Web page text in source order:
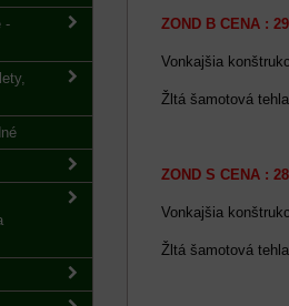
ZOND B CENA :
Vonkajšia
Žltá šamotová
ZOND S CENA :
Vonkajšia
Žltá šamotová
-